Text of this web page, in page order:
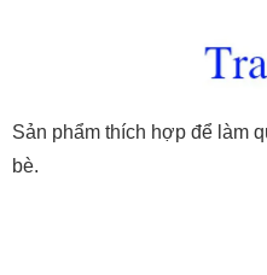
Sản phẩm thích hợp để làm
bè.